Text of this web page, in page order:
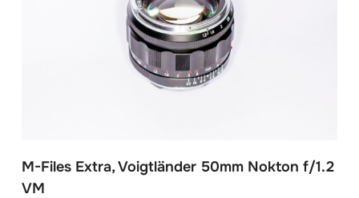
M-Files Extra, Voigtländer 50mm Nokton f/1.2
VM